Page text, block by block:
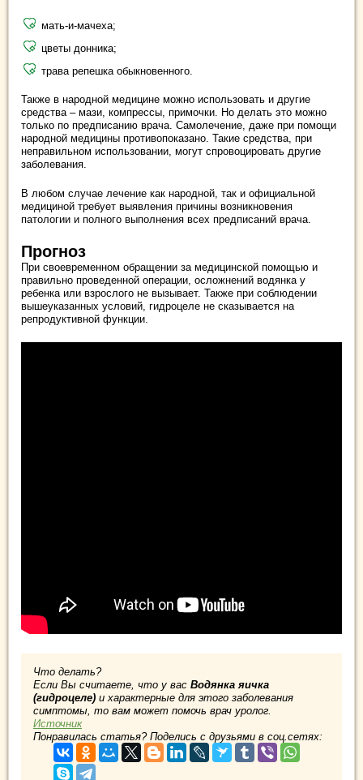
мать-и-мачеха;
цветы донника;
трава репешка обыкновенного.
Также в народной медицине можно использовать и другие
средства – мази, компрессы, примочки. Но делать это можно
только по предписанию врача. Самолечение, даже при помощи
народной медицины противопоказано. Такие средства, при
неправильном использовании, могут спровоцировать другие
заболевания.
В любом случае лечение как народной, так и официальной
медициной требует выявления причины возникновения
патологии и полного выполнения всех предписаний врача.
Прогноз
При своевременном обращении за медицинской помощью и
правильно проведенной операции, осложнений водянка у
ребенка или взрослого не вызывает. Также при соблюдении
вышеуказанных условий, гидроцеле не сказывается на
репродуктивной функции.
Что делать?
Если Вы считаете, что у вас Водянка яичка
(гидроцеле) и характерные для этого заболевания
симптомы, то вам может помочь врач уролог.
Источник
Понравилась статья? Поделись с друзьями в соц.сетях: